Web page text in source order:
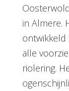
in Almere.
alle
riolering.